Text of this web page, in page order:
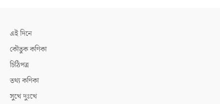
এই দিনে
কৌতুক কণিকা
চিঠিপত্র
তথ্য কণিকা
সুখে দুঃখে